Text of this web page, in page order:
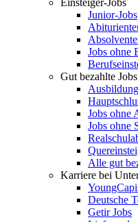
Einsteiger-Jobs
Junior-Jobs
Jobs ohne
Gut bezahlte Jobs
Jobs ohne
Jobs ohne
Alle gut
Karriere bei
Deutsche
Getir Jobs